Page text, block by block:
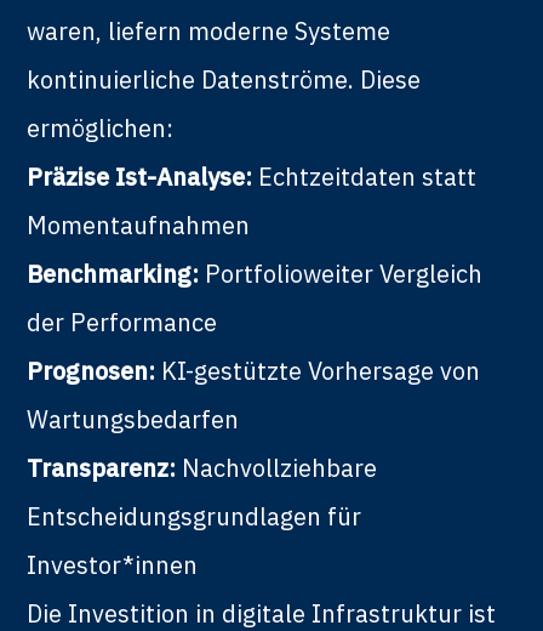
waren, liefern moderne Systeme
kontinuierliche Datenströme. Diese
ermöglichen:
Präzise Ist-Analyse: Echtzeitdaten statt
Momentaufnahmen
Benchmarking: Portfolioweiter Vergleich
der Performance
Prognosen: KI-gestützte Vorhersage von
Wartungsbedarfen
Transparenz: Nachvollziehbare
Entscheidungsgrundlagen für
Investor*innen
Die Investition in digitale Infrastruktur ist